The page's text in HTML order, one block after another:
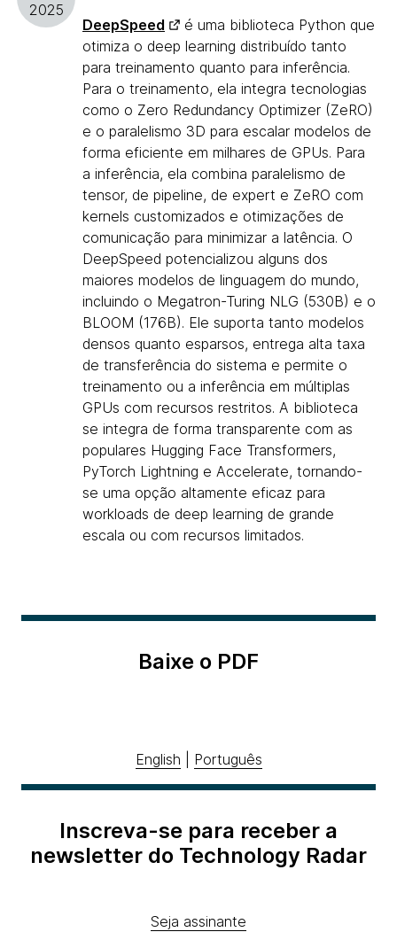
2025
DeepSpeed
é uma biblioteca Python que
otimiza o deep learning distribuído tanto
para treinamento quanto para inferência.
Para o treinamento, ela integra tecnologias
como o Zero Redundancy Optimizer (ZeRO)
e o paralelismo 3D para escalar modelos de
forma eficiente em milhares de GPUs. Para
a inferência, ela combina paralelismo de
tensor, de pipeline, de expert e ZeRO com
kernels customizados e otimizações de
comunicação para minimizar a latência. O
DeepSpeed potencializou alguns dos
maiores modelos de linguagem do mundo,
incluindo o Megatron-Turing NLG (530B) e o
BLOOM (176B). Ele suporta tanto modelos
densos quanto esparsos, entrega alta taxa
de transferência do sistema e permite o
treinamento ou a inferência em múltiplas
GPUs com recursos restritos. A biblioteca
se integra de forma transparente com as
populares Hugging Face Transformers,
PyTorch Lightning e Accelerate, tornando-
se uma opção altamente eficaz para
workloads de deep learning de grande
escala ou com recursos limitados.
Baixe o PDF
English Português
Inscreva-se para receber a
newsletter do Technology Radar
Seja assinante